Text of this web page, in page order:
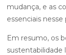
mudança, e as
essenciais nesse
Em resumo, os
sustentabilidade